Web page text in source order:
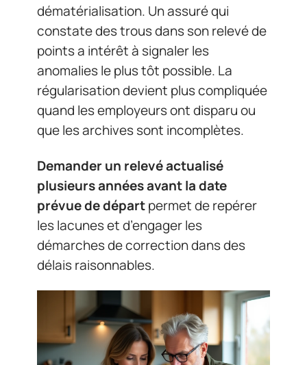
dématérialisation. Un assuré qui
constate des trous dans son relevé de
points a intérêt à signaler les
anomalies le plus tôt possible. La
régularisation devient plus compliquée
quand les employeurs ont disparu ou
que les archives sont incomplètes.
Demander un relevé actualisé
plusieurs années avant la date
prévue de départpermet de repérer
les lacunes et d’engager les
démarches de correction dans des
délais raisonnables.